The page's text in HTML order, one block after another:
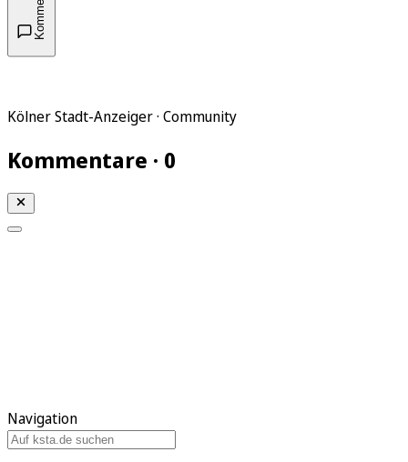
Kölner Stadt-Anzeiger · Community
Kommentare · 0
Navigation